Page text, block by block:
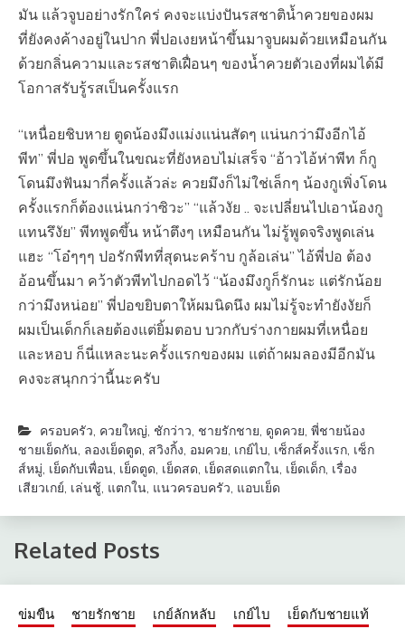
มัน แล้วจูบอย่างรักใคร่ คงจะแบ่งปันรสชาติน้ำควยของผม
ที่ยังคงค้างอยู่ในปาก พี่ปอเงยหน้าขึ้นมาจูบผมด้วยเหมือนกัน
ด้วยกลิ่นความและรสชาติเฝื่อนๆ ของน้ำควยตัวเองที่ผมได้มี
โอกาสรับรู้รสเป็นครั้งแรก
“เหนื่อยชิบหาย ตูดน้องมึงแม่งแน่นสัดๆ แน่นกว่ามึงอีกไอ้
พีท” พี่ปอ พูดขึ้นในขณะที่ยังหอบไม่เสร็จ “อ้าวไอ้ห่าพีท ก็กู
โดนมึงฟันมากี่ครั้งแล้วล่ะ ควยมึงก็ไม่ใช่เล็กๆ น้องกูเพิ่งโดน
ครั้งแรกก็ต้องแน่นกว่าซิวะ” “แล้วงัย .. จะเปลี่ยนไปเอาน้องกู
แทนรึงัย” พีทพูดขึ้น หน้าตึงๆ เหมือนกัน ไม่รู้พูดจริงพูดเล่น
แฮะ “โอ๋ๆๆๆ ปอรักพีทที่สุดนะคร้าบ กูล้อเล่น” ไอ้พี่ปอ ต้อง
อ้อนขึ้นมา คว้าตัวพีทไปกอดไว้ “น้องมึงกูก็รักนะ แต่รักน้อย
กว่ามึงหน่อย” พี่ปอขยิบตาให้ผมนิดนึง ผมไม่รู้จะทำยังงัยก็
ผมเป็นเด็กก็เลยต้องแต่ยิ้มตอบ บวกกับร่างกายผมที่เหนื่อย
และหอบ ก็นี่แหละนะครั้งแรกของผม แต่ถ้าผมลองมีอีกมัน
คงจะสนุกกว่านี้นะครับ
ครอบครัว, ควยใหญ่, ชักว่าว, ชายรักชาย, ดูดควย, พี่ชายน้อง
ชายเย็ดกัน, ลองเย็ดตูด, สวิงกิ้ง, อมควย, เกย์ไบ, เซ็กส์ครั้งแรก, เซ็ก
ส์หมู่, เย็ดกับเพื่อน, เย็ดตูด, เย็ดสด, เย็ดสดแตกใน, เย็ดเด็ก, เรื่อง
เสียวเกย์, เล่นชู้, แตกใน, แนวครอบครัว, แอบเย็ด
Related Posts
ข่มขืน ชายรักชาย เกย์ลักหลับ เกย์ไบ
เย็ดกับชายแท้